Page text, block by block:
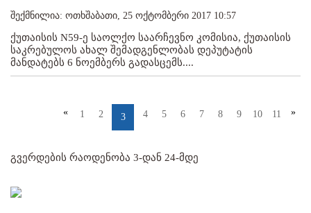
შექმნილია: ოთხშაბათი, 25 ოქტომბერი 2017 10:57
ქუთაისის N59-ე საოლქო საარჩევნო კომისია, ქუთაისის
საკრებულოს ახალ შემადგენლობას დეპუტატის
მანდატებს 6 ნოემბერს გადასცემს....
« 1 2 3 4 5 6 7 8 9 10 11 »
გვერდების რაოდენობა 3-დან 24-მდე